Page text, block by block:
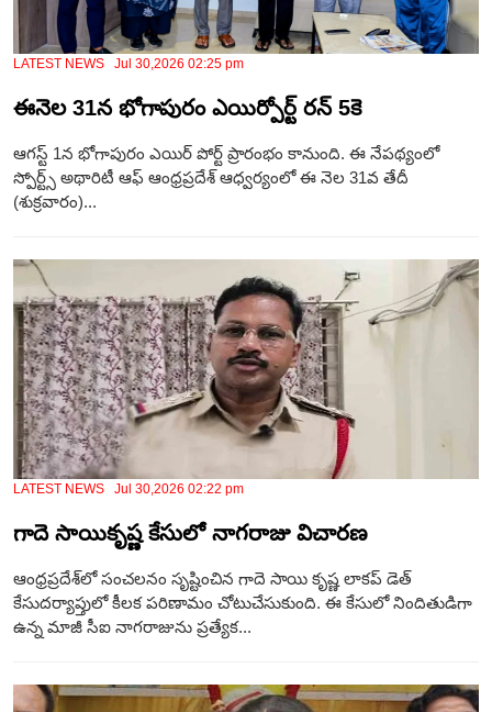
LATEST NEWS Jul 30,2026 02:25 pm
ఈనెల 31న భోగాపురం ఎయిర్పోర్ట్ రన్ 5కె
ఆగస్ట్ 1న భోగాపురం ఎయిర్ పోర్ట్ ప్రారంభం కానుంది. ఈ నేపథ్యంలో
స్పోర్ట్స్ అథారిటీ ఆఫ్ ఆంధ్రప్రదేశ్ ఆధ్వర్యంలో ఈ నెల 31వ తేదీ
(శుక్రవారం)...
LATEST NEWS Jul 30,2026 02:22 pm
గాదె సాయికృష్ణ కేసులో నాగరాజు విచారణ
ఆంధ్రప్రదేశ్‌లో సంచలనం సృష్టించిన గాదె సాయి కృష్ణ లాకప్ డెత్
కేసుదర్యాప్తులో కీలక పరిణామం చోటుచేసుకుంది. ఈ కేసులో నిందితుడిగా
ఉన్న మాజీ సీఐ నాగరాజును ప్రత్యేక...